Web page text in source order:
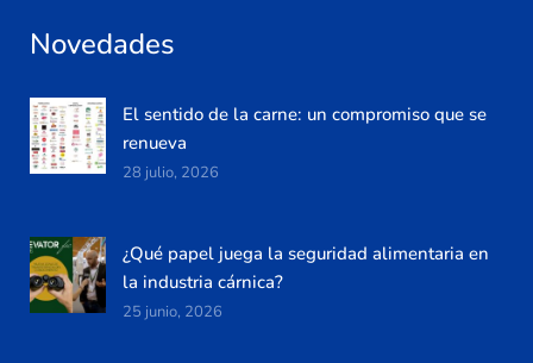
Novedades
El sentido de la carne: un compromiso que se
renueva
28 julio, 2026
¿Qué papel juega la seguridad alimentaria en
la industria cárnica?
25 junio, 2026